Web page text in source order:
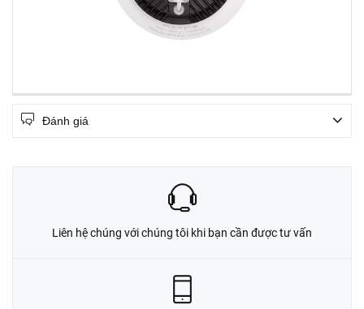
Đánh giá
Liên hệ chúng với chúng tôi khi bạn cần được tư vấn